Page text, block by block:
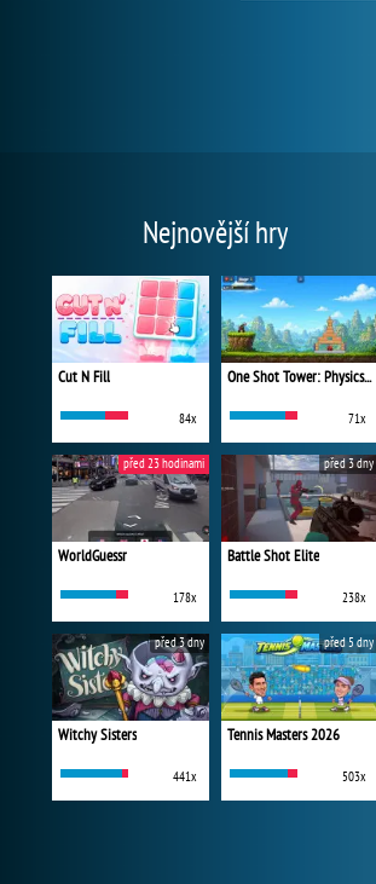
Nejnovější hry
Cut N Fill
84x
One Shot Tower: Physics Destroyer
71x
WorldGuessr
178x
před 23 hodinami
Battle Shot Elite
238x
před 3 dny
Witchy Sisters
441x
před 3 dny
Tennis Masters 2026
503x
před 5 dny